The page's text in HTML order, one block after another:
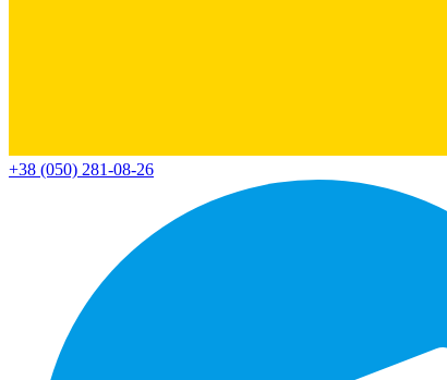
+38 (050) 281-08-26